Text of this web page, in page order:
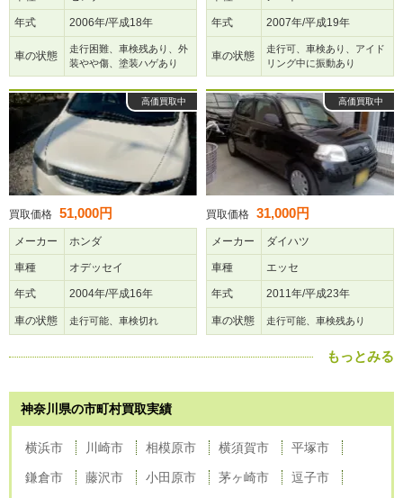
年式 2006年/平成18年
車の状態
走行困難、車検残あり、外
装やや傷、塗装ハゲあり
年式 2007年/平成19年
車の状態
走行可、車検あり、アイド
リング中に振動あり
高価買取中
買取価格 51,000円
メーカー ホンダ
車種 オデッセイ
年式 2004年/平成16年
車の状態 走行可能、車検切れ
高価買取中
買取価格 31,000円
メーカー ダイハツ
車種 エッセ
年式 2011年/平成23年
車の状態 走行可能、車検残あり
もっとみる
神奈川県の市町村買取実績
横浜市 川崎市 相模原市 横須賀市 平塚市
鎌倉市 藤沢市 小田原市 茅ヶ崎市 逗子市